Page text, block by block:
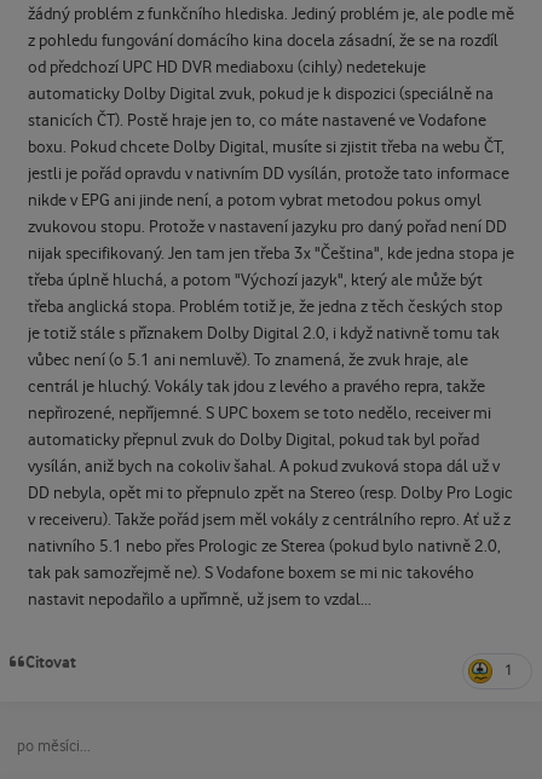
žádný problém z funkčního hlediska. Jediný problém je, ale podle mě
z pohledu fungování domácího kina docela zásadní, že se na rozdíl
od předchozí UPC HD DVR mediaboxu (cihly) nedetekuje
automaticky Dolby Digital zvuk, pokud je k dispozici (speciálně na
stanicích ČT). Postě hraje jen to, co máte nastavené ve Vodafone
boxu. Pokud chcete Dolby Digital, musíte si zjistit třeba na webu ČT,
jestli je pořád opravdu v nativním DD vysílán, protože tato informace
nikde v EPG ani jinde není, a potom vybrat metodou pokus omyl
zvukovou stopu. Protože v nastavení jazyku pro daný pořad není DD
nijak specifikovaný. Jen tam jen třeba 3x "Čeština", kde jedna stopa je
třeba úplně hluchá, a potom "Výchozí jazyk", který ale může být
třeba anglická stopa. Problém totiž je, že jedna z těch českých stop
je totiž stále s příznakem Dolby Digital 2.0, i když nativně tomu tak
vůbec není (o 5.1 ani nemluvě). To znamená, že zvuk hraje, ale
centrál je hluchý. Vokály tak jdou z levého a pravého repra, takže
nepřirozené, nepříjemné. S UPC boxem se toto nedělo, receiver mi
automaticky přepnul zvuk do Dolby Digital, pokud tak byl pořad
vysílán, aniž bych na cokoliv šahal. A pokud zvuková stopa dál už v
DD nebyla, opět mi to přepnulo zpět na Stereo (resp. Dolby Pro Logic
v receiveru). Takže pořád jsem měl vokály z centrálního repro. Ať už z
nativního 5.1 nebo přes Prologic ze Sterea (pokud bylo nativně 2.0,
tak pak samozřejmě ne). S Vodafone boxem se mi nic takového
nastavit nepodařilo a upřímně, už jsem to vzdal...
Citovat 1
po měsíci...